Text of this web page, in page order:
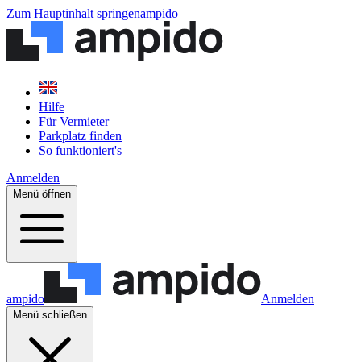
Zum Hauptinhalt springenampido
Hilfe
Für Vermieter
Parkplatz finden
So funktioniert's
Anmelden
Menü öffnen
ampido Anmelden
Menü schließen